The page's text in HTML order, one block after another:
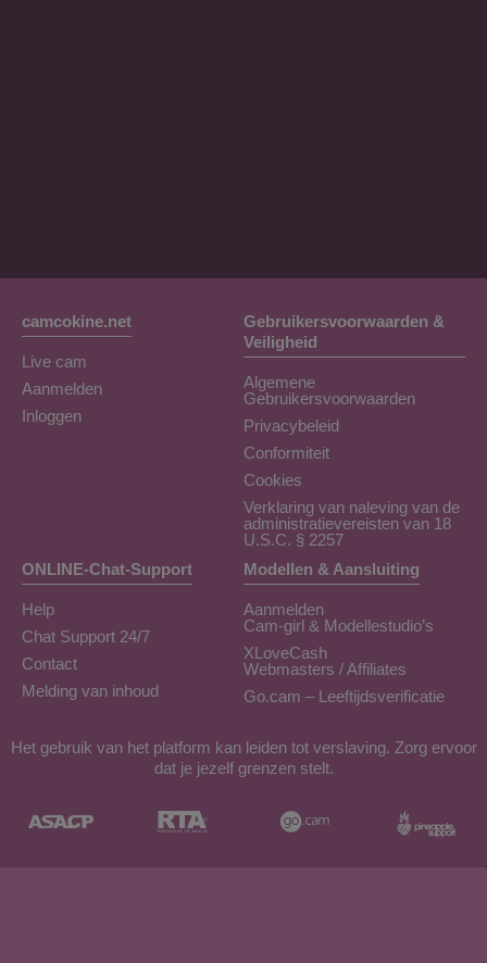
camcokine.net
Live cam
Aanmelden
Inloggen
Gebruikersvoorwaarden &
Veiligheid
Algemene
Gebruikersvoorwaarden
Privacybeleid
Conformiteit
Cookies
Verklaring van naleving van de
administratievereisten van 18
U.S.C. § 2257
ONLINE-Chat-Support
Help
Chat Support 24/7
Contact
Melding van inhoud
Modellen & Aansluiting
Aanmelden
Cam-girl & Modellestudio’s
XLoveCash
Webmasters / Affiliates
Go.cam – Leeftijdsverificatie
Het gebruik van het platform kan leiden tot verslaving. Zorg ervoor
dat je jezelf grenzen stelt.